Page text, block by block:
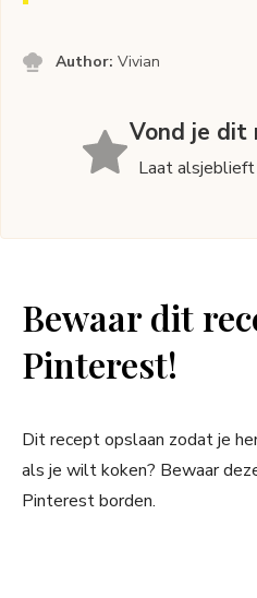
Author:Vivian
Vond je dit
Laat
Bewaar dit
Pinterest!
Dit recept opslaan zodat je
als je wilt koken? Bewaar
Pinterest borden.